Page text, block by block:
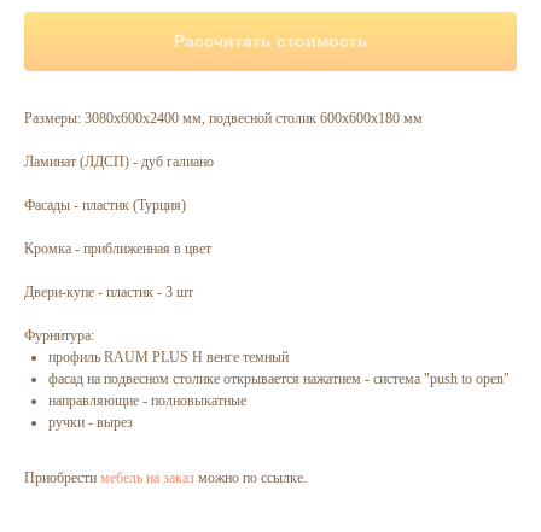
Рассчитать стоимость
Размеры: 3080х600х2400 мм, подвесной столик 600х600х180 мм
Ламинат (ЛДСП) - дуб галиано
Фасады - пластик (Турция)
Кромка - приближенная в цвет
Двери-купе - пластик - 3 шт
Фурнитура:
профиль RAUM PLUS H венге темный
фасад на подвесном столике открывается нажатием - система "push to open"
направляющие - полновыкатные
ручки - вырез
Приобрести мебель на заказ можно по ссылке.